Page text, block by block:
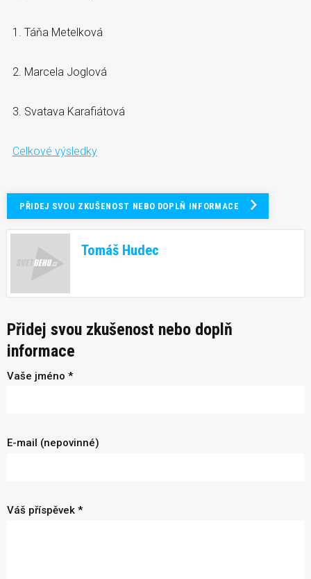
1. Táňa Metelková
2. Marcela Joglová
3. Svatava Karafiátová
Celkové výsledky
PŘIDEJ SVOU ZKUŠENOST NEBO DOPLŇ INFORMACE
Tomáš Hudec
Přidej svou zkušenost nebo doplň
informace
Vaše jméno *
E-mail (nepovinné)
Váš příspěvek *